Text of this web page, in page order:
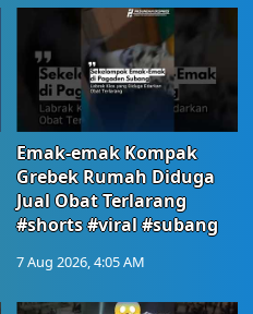
Emak-emak Kompak
Grebek Rumah Diduga
Jual Obat Terlarang
#shorts #viral #subang
7 Aug 2026, 4:05 AM